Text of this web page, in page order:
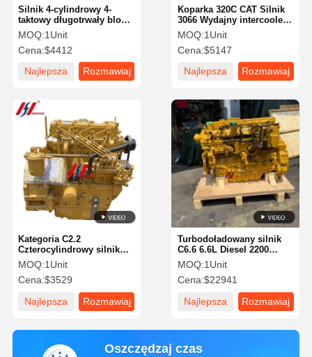
Silnik 4-cylindrowy 4-
taktowy długotrwały blok
J05E 5.1L 2650 obrotów na
minutę
MOQ:1Unit
Cena:$4412
Najlepsza
Rozmawiaj
Koparka 320C CAT Silnik
3066 Wydajny intercooler
silnik Diesla CAT
MOQ:1Unit
Cena:$5147
Najlepsza
Rozmawiaj
Kategoria C2.2
Czterocylindrowy silnik
wysokoprężny
turbodoładowany
MOQ:1Unit
Cena:$3529
Najlepsza
Rozmawiaj
Turbodoładowany silnik
C6.6 6.6L Diesel 2200
obr./min. 4-taktowy
MOQ:1Unit
Cena:$22941
Najlepsza
Rozmawiaj
Oszczędzaj czas